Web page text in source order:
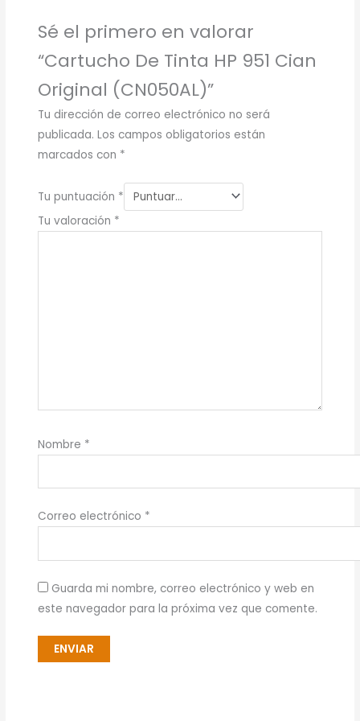
Sé el primero en valorar
“Cartucho De Tinta HP 951 Cian
Original (CN050AL)”
Tu dirección de correo electrónico no será
publicada. Los campos obligatorios están
marcados con *
Tu puntuación *
Tu valoración *
Nombre *
Correo electrónico *
Guarda mi nombre, correo electrónico y web en
este navegador para la próxima vez que comente.